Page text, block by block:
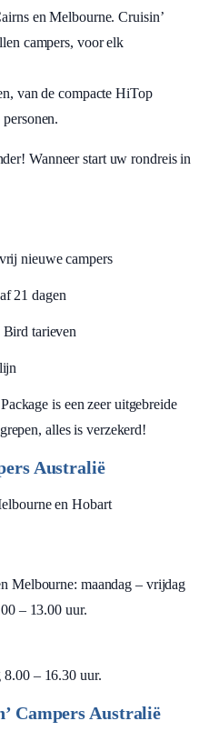
en Melbourne. Cruisin’
campers, voor elk
van de compacte HiTop
Wanneer start uw rondreis in
nieuwe campers
21 dagen
tarieven
is een zeer uitgebreide
alles is verzekerd!
Australië
en Hobart
Melbourne: maandag – vrijdag
– 13.00 uur.
8.00 – 16.30 uur.
Campers Australië